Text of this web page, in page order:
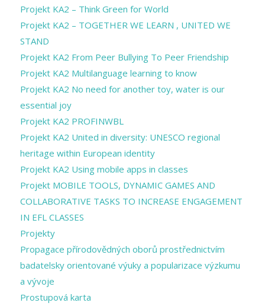
Projekt KA2 – Think Green for World
Projekt KA2 – TOGETHER WE LEARN , UNITED WE
STAND
Projekt KA2 From Peer Bullying To Peer Friendship
Projekt KA2 Multilanguage learning to know
Projekt KA2 No need for another toy, water is our
essential joy
Projekt KA2 PROFINWBL
Projekt KA2 United in diversity: UNESCO regional
heritage within European identity
Projekt KA2 Using mobile apps in classes
Projekt MOBILE TOOLS, DYNAMIC GAMES AND
COLLABORATIVE TASKS TO INCREASE ENGAGEMENT
IN EFL CLASSES
Projekty
Propagace přírodovědných oborů prostřednictvím
badatelsky orientované výuky a popularizace výzkumu
a vývoje
Prostupová karta